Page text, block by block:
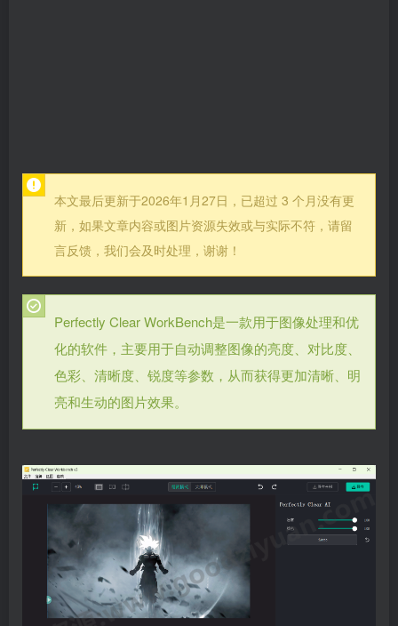
本文最后更新于2026年1月27日，已超过 3 个月没有更
新，如果文章内容或图片资源失效或与实际不符，请留
言反馈，我们会及时处理，谢谢！
Perfectly Clear WorkBench是一款用于图像处理和优
化的软件，主要用于自动调整图像的亮度、对比度、
色彩、清晰度、锐度等参数，从而获得更加清晰、明
亮和生动的图片效果。